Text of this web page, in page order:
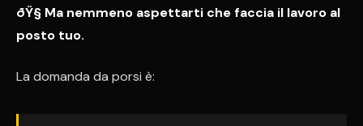
ðŸ§­ Ma nemmeno aspettarti che faccia il lavoro al
posto tuo.
La domanda da porsi è: